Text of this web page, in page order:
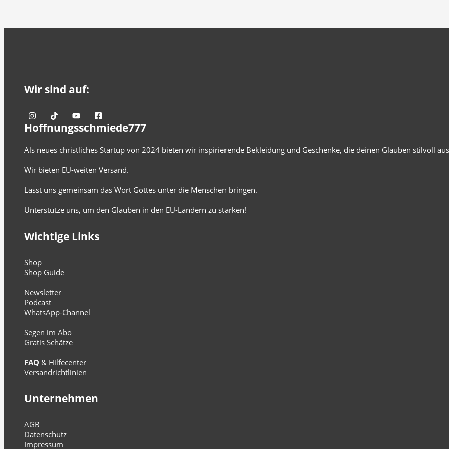
Wir sind auf:
Hoffnungsschmiede777
Als neues christliches Startup von 2024 bieten wir inspirierende Bekleidung und Geschenke, die deinen Glauben stilvoll
Wir bieten EU-weiten Versand.
Lasst uns gemeinsam das Wort Gottes unter die Menschen bringen.
Unterstütze uns, um den Glauben in den EU-Ländern zu stärken!
Wichtige Links
Shop
Shop Guide
Newsletter
Podcast
WhatsApp-Channel
Segen im Abo
Gratis Schätze
FAQ & Hilfecenter
Versandrichtlinien
Unternehmen
AGB
Datenschutz
Impressum